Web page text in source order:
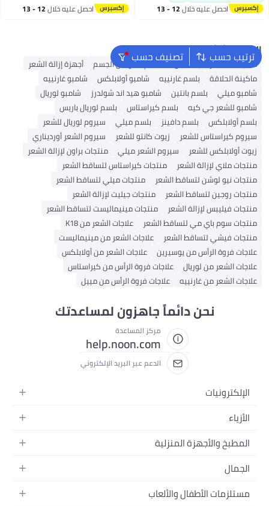
احصل عليه خلال 12 - 13 احصل عليه خلال 12 - 13
ترتيب حسب تصنيف حسب البحث الشائع
ماكينة حلاقة رجالية جل استحمام لوشن الجسم
أجهزة إزالة الشعر
ماكينة الحلاقة
بلسم غارنييه شامبو أولابلكس
شامبو غارنييه
شامبو ميلي
بلسم بانتين شامبو هيد اند شولدرز
شامبو لوريال
شامبو للشعر جي كيه
بلسم كيراستاس
بلسم لوريال باريس
بلسم أولابلكس
بلسم دافينز بلسم ميلي
سيروم لوريال للشعر
سيروم كيراستاس للشعر
زيوت كانتو للشعر
سيروم الشعر أورديناري
زيوت أولابلكس للشعر
سيروم الشعر ميلي
منتجات براون لإزالة الشعر
منتجات ملاي لإزالة الشعر
منتجات كيراستاس لتساقط الشعر
منتجات نيو لوشن لتساقط الشعر
منتجات ميلي لتساقط الشعر
منتجات روجين لتساقط الشعر
منتجات جيليت لإزالة الشعر
منتجات فيليبس لإزالة الشعر
منتجات مينيماليست لتساقط الشعر
منتجات سوم باي مي لتساقط الشعر
علاجات الشعر من K18
منتجات فيشي لتساقط الشعر
علاجات الشعر من مينيماليست
علاجات فروة الرأس من يوسيرين
علاجات الشعر من أولابلكس
علاجات الشعر من لوريال
علاجات فروة الرأس من كيراستاس
علاجات الشعر من غارنييه
علاجات فروة الرأس من مييل
نحن دائماً جاهزون لمساعدتك
مركز المساعدة
help.noon.com
الدعم عبر البريد الإلكتروني
الإلكترونيات
الجوالات
اللابتوبات
الأجهزة المنزلية
التلفزيونات
الأزياء
أزياء نسائية
أزياء البنات
أزياء الأولاد
المطبخ والأجهزة المنزلية
الحمام
المطبخ والسفرة
الجمال
العطور
مستلزمات الأطفال والألعاب